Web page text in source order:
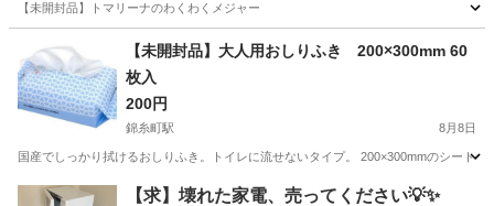
【未開封品】トマリーナのわくわくメジャー
亀戸駅 その他 メジャー
【未開封品】大人用おしりふき 200×300mm 60
枚入
200円
錦糸町駅 8月8日
国産でしっかり拭けるおしりふき。トイレに流せないタイプ。 200×300mmのシート
東京 墨田区 錦糸町駅 その他 トイレ
【求】壊れた家電、売ってください💡✨